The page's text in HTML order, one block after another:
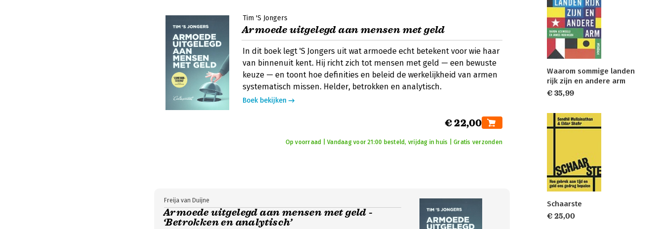
Tim 'S Jongers
Armoede uitgelegd aan mensen met geld
In dit boek legt 'S Jongers uit wat armoede echt betekent voor wie haar
van binnenuit kent. Hij richt zich tot mensen met geld — een bewuste
keuze — en toont hoe definities en beleid de werkelijkheid van armen
systematisch missen. Helder, betrokken en analytisch.
Boek bekijken
€ 22,00
Op voorraad | Vandaag voor 21:00 besteld, vrijdag in huis | Gratis verzonden
Armoede uitgelegd aan mensen met geld -
‘Betrokken en analytisch’
Freija van Duijne
Waarom sommige landen
rijk zijn en andere arm
€ 35,99
Schaarste
€ 25,00